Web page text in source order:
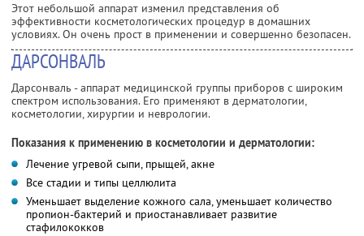
Этот небольшой аппарат изменил представления об
эффективности косметологических процедур в домашних
условиях. Он очень прост в применении и совершенно безопасен.
ДАРСОНВАЛЬ
Дарсонваль - аппарат медицинской группы приборов с широким
спектром использования. Его применяют в дерматологии,
косметологии, хирургии и неврологии.
Показания к применению в косметологии и дерматологии:
Лечение угревой сыпи, прыщей, акне
Все стадии и типы целлюлита
Уменьшает выделение кожного сала, уменьшает количество
пропион-бактерий и приостанавливает развитие
стафилококков